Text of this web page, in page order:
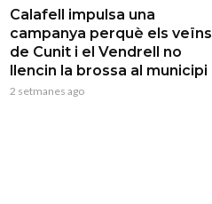
Calafell impulsa una
campanya perquè els veïns
de Cunit i el Vendrell no
llencin la brossa al municipi
2 setmanes ago